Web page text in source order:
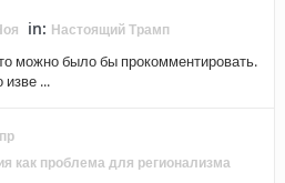
in: Настоящий Трамп
можно было бы прокомментировать.
изве ...
как проблема для регионализма